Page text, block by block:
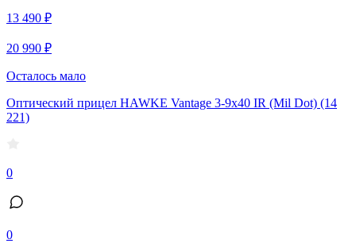
13 490 ₽
20 990 ₽
Осталось мало
Оптический прицел HAWKE Vantage 3-9x40 IR (Mil Dot) (14
221)
0
0